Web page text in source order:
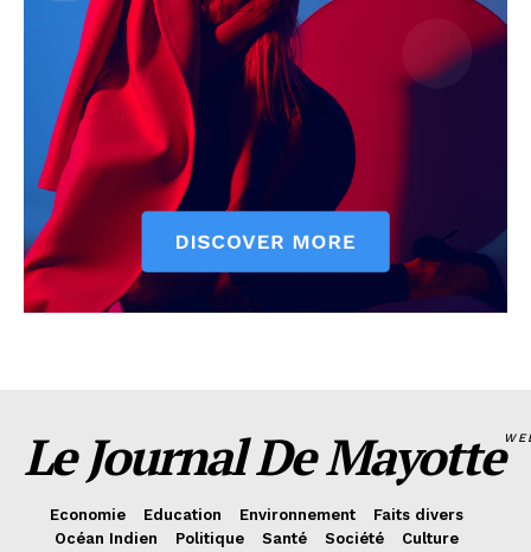
Le Journal De Mayotte
Economie Education Environnement
Faits divers
Océan Indien
Politique Santé Société
Culture